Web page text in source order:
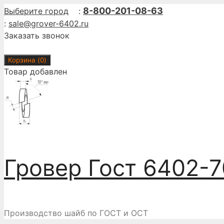
Перейти
к
содержимому
Выберите город : 8-800-201-08-63
: sale@grover-6402.ru
Заказать звонок
Корзина (0)
Товар добавлен
Гровер Гост 6402-
Производство шайб по ГОСТ и ОСТ